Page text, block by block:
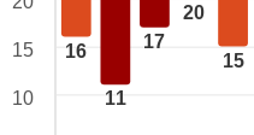
16
11
17
20
15
15
10